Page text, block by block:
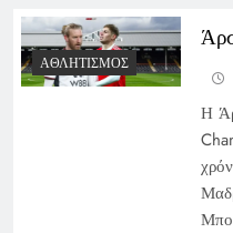
ΑΘΛΗΤΙΣΜΌΣ
Η